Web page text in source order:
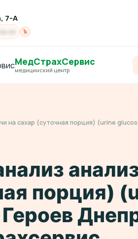
7-А
МедСтрахСервис
медицинский центр
на сахар (суточная порция) (urine
порция)